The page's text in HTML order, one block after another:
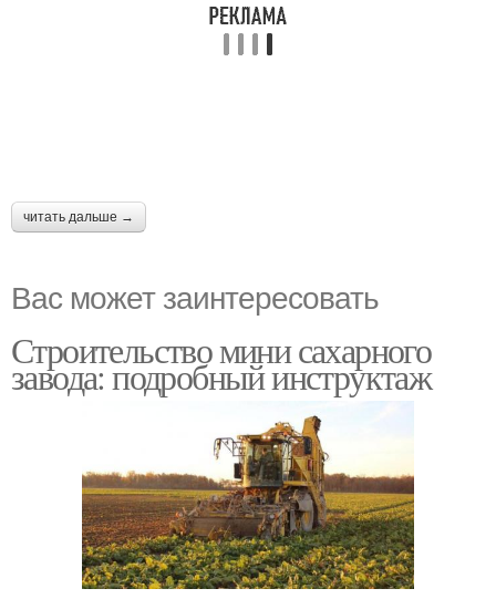
читать дальше →
Вас может заинтересовать
Строительство мини сахарного
завода: подробный инструктаж